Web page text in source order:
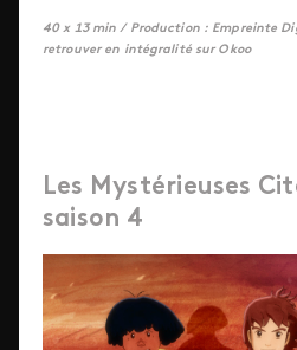
40 x 13 min / Production : Empreinte
retrouver en intégralité sur Okoo
Les Mystérieuses
saison 4